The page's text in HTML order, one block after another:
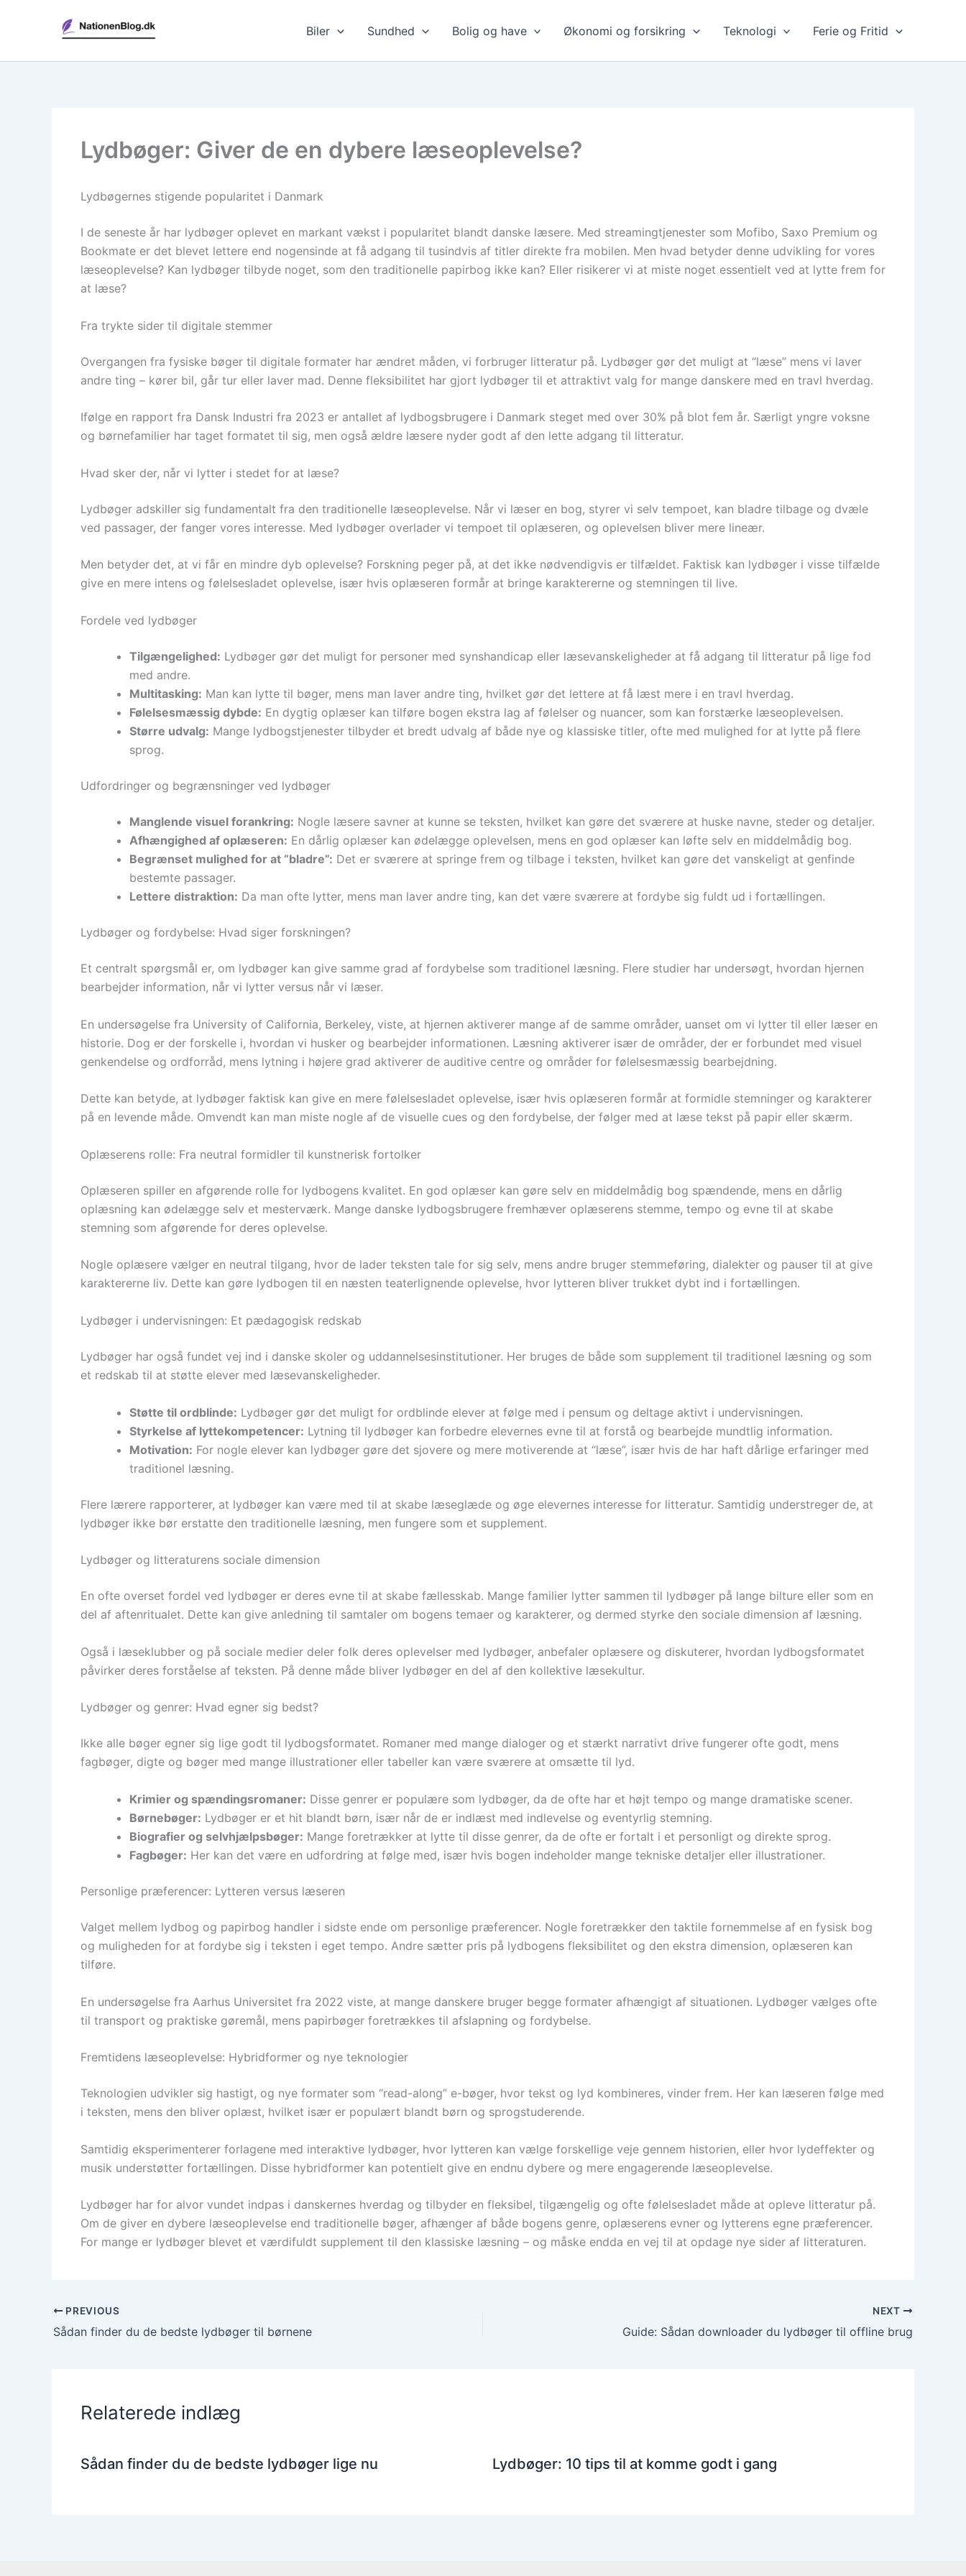
Biler Sundhed Bolig og have Økonomi og forsikring Teknologi Ferie og Fritid
Lydbøger: Giver de en dybere læseoplevelse?
Lydbøgernes stigende popularitet i Danmark
I de seneste år har lydbøger oplevet en markant vækst i popularitet blandt danske læsere. Med streamingtjenester som Mofibo, Saxo Premium og
Bookmate er det blevet lettere end nogensinde at få adgang til tusindvis af titler direkte fra mobilen. Men hvad betyder denne udvikling for vores
læseoplevelse? Kan lydbøger tilbyde noget, som den traditionelle papirbog ikke kan? Eller risikerer vi at miste noget essentielt ved at lytte frem for
at læse?
Fra trykte sider til digitale stemmer
Overgangen fra fysiske bøger til digitale formater har ændret måden, vi forbruger litteratur på. Lydbøger gør det muligt at “læse” mens vi laver
andre ting – kører bil, går tur eller laver mad. Denne fleksibilitet har gjort lydbøger til et attraktivt valg for mange danskere med en travl hverdag.
Ifølge en rapport fra Dansk Industri fra 2023 er antallet af lydbogsbrugere i Danmark steget med over 30% på blot fem år. Særligt yngre voksne
og børnefamilier har taget formatet til sig, men også ældre læsere nyder godt af den lette adgang til litteratur.
Hvad sker der, når vi lytter i stedet for at læse?
Lydbøger adskiller sig fundamentalt fra den traditionelle læseoplevelse. Når vi læser en bog, styrer vi selv tempoet, kan bladre tilbage og dvæle
ved passager, der fanger vores interesse. Med lydbøger overlader vi tempoet til oplæseren, og oplevelsen bliver mere lineær.
Men betyder det, at vi får en mindre dyb oplevelse? Forskning peger på, at det ikke nødvendigvis er tilfældet. Faktisk kan lydbøger i visse tilfælde
give en mere intens og følelsesladet oplevelse, især hvis oplæseren formår at bringe karaktererne og stemningen til live.
Fordele ved lydbøger
Tilgængelighed: Lydbøger gør det muligt for personer med synshandicap eller læsevanskeligheder at få adgang til litteratur på lige fod
med andre.
Multitasking: Man kan lytte til bøger, mens man laver andre ting, hvilket gør det lettere at få læst mere i en travl hverdag.
Følelsesmæssig dybde: En dygtig oplæser kan tilføre bogen ekstra lag af følelser og nuancer, som kan forstærke læseoplevelsen.
Større udvalg: Mange lydbogstjenester tilbyder et bredt udvalg af både nye og klassiske titler, ofte med mulighed for at lytte på flere
sprog.
Udfordringer og begrænsninger ved lydbøger
Manglende visuel forankring: Nogle læsere savner at kunne se teksten, hvilket kan gøre det sværere at huske navne, steder og detaljer.
Afhængighed af oplæseren: En dårlig oplæser kan ødelægge oplevelsen, mens en god oplæser kan løfte selv en middelmådig bog.
Begrænset mulighed for at “bladre”: Det er sværere at springe frem og tilbage i teksten, hvilket kan gøre det vanskeligt at genfinde
bestemte passager.
Lettere distraktion: Da man ofte lytter, mens man laver andre ting, kan det være sværere at fordybe sig fuldt ud i fortællingen.
Lydbøger og fordybelse: Hvad siger forskningen?
Et centralt spørgsmål er, om lydbøger kan give samme grad af fordybelse som traditionel læsning. Flere studier har undersøgt, hvordan hjernen
bearbejder information, når vi lytter versus når vi læser.
En undersøgelse fra University of California, Berkeley, viste, at hjernen aktiverer mange af de samme områder, uanset om vi lytter til eller læser en
historie. Dog er der forskelle i, hvordan vi husker og bearbejder informationen. Læsning aktiverer især de områder, der er forbundet med visuel
genkendelse og ordforråd, mens lytning i højere grad aktiverer de auditive centre og områder for følelsesmæssig bearbejdning.
Dette kan betyde, at lydbøger faktisk kan give en mere følelsesladet oplevelse, især hvis oplæseren formår at formidle stemninger og karakterer
på en levende måde. Omvendt kan man miste nogle af de visuelle cues og den fordybelse, der følger med at læse tekst på papir eller skærm.
Oplæserens rolle: Fra neutral formidler til kunstnerisk fortolker
Oplæseren spiller en afgørende rolle for lydbogens kvalitet. En god oplæser kan gøre selv en middelmådig bog spændende, mens en dårlig
oplæsning kan ødelægge selv et mesterværk. Mange danske lydbogsbrugere fremhæver oplæserens stemme, tempo og evne til at skabe
stemning som afgørende for deres oplevelse.
Nogle oplæsere vælger en neutral tilgang, hvor de lader teksten tale for sig selv, mens andre bruger stemmeføring, dialekter og pauser til at give
karaktererne liv. Dette kan gøre lydbogen til en næsten teaterlignende oplevelse, hvor lytteren bliver trukket dybt ind i fortællingen.
Lydbøger i undervisningen: Et pædagogisk redskab
Lydbøger har også fundet vej ind i danske skoler og uddannelsesinstitutioner. Her bruges de både som supplement til traditionel læsning og som
et redskab til at støtte elever med læsevanskeligheder.
Støtte til ordblinde: Lydbøger gør det muligt for ordblinde elever at følge med i pensum og deltage aktivt i undervisningen.
Styrkelse af lyttekompetencer: Lytning til lydbøger kan forbedre elevernes evne til at forstå og bearbejde mundtlig information.
Motivation: For nogle elever kan lydbøger gøre det sjovere og mere motiverende at “læse”, især hvis de har haft dårlige erfaringer med
traditionel læsning.
Flere lærere rapporterer, at lydbøger kan være med til at skabe læseglæde og øge elevernes interesse for litteratur. Samtidig understreger de, at
lydbøger ikke bør erstatte den traditionelle læsning, men fungere som et supplement.
Lydbøger og litteraturens sociale dimension
En ofte overset fordel ved lydbøger er deres evne til at skabe fællesskab. Mange familier lytter sammen til lydbøger på lange bilture eller som en
del af aftenritualet. Dette kan give anledning til samtaler om bogens temaer og karakterer, og dermed styrke den sociale dimension af læsning.
Også i læseklubber og på sociale medier deler folk deres oplevelser med lydbøger, anbefaler oplæsere og diskuterer, hvordan lydbogsformatet
påvirker deres forståelse af teksten. På denne måde bliver lydbøger en del af den kollektive læsekultur.
Lydbøger og genrer: Hvad egner sig bedst?
Ikke alle bøger egner sig lige godt til lydbogsformatet. Romaner med mange dialoger og et stærkt narrativt drive fungerer ofte godt, mens
fagbøger, digte og bøger med mange illustrationer eller tabeller kan være sværere at omsætte til lyd.
Krimier og spændingsromaner: Disse genrer er populære som lydbøger, da de ofte har et højt tempo og mange dramatiske scener.
Børnebøger: Lydbøger er et hit blandt børn, især når de er indlæst med indlevelse og eventyrlig stemning.
Biografier og selvhjælpsbøger: Mange foretrækker at lytte til disse genrer, da de ofte er fortalt i et personligt og direkte sprog.
Fagbøger: Her kan det være en udfordring at følge med, især hvis bogen indeholder mange tekniske detaljer eller illustrationer.
Personlige præferencer: Lytteren versus læseren
Valget mellem lydbog og papirbog handler i sidste ende om personlige præferencer. Nogle foretrækker den taktile fornemmelse af en fysisk bog
og muligheden for at fordybe sig i teksten i eget tempo. Andre sætter pris på lydbogens fleksibilitet og den ekstra dimension, oplæseren kan
tilføre.
En undersøgelse fra Aarhus Universitet fra 2022 viste, at mange danskere bruger begge formater afhængigt af situationen. Lydbøger vælges ofte
til transport og praktiske gøremål, mens papirbøger foretrækkes til afslapning og fordybelse.
Fremtidens læseoplevelse: Hybridformer og nye teknologier
Teknologien udvikler sig hastigt, og nye formater som “read-along” e-bøger, hvor tekst og lyd kombineres, vinder frem. Her kan læseren følge med
i teksten, mens den bliver oplæst, hvilket især er populært blandt børn og sprogstuderende.
Samtidig eksperimenterer forlagene med interaktive lydbøger, hvor lytteren kan vælge forskellige veje gennem historien, eller hvor lydeffekter og
musik understøtter fortællingen. Disse hybridformer kan potentielt give en endnu dybere og mere engagerende læseoplevelse.
Lydbøger har for alvor vundet indpas i danskernes hverdag og tilbyder en fleksibel, tilgængelig og ofte følelsesladet måde at opleve litteratur på.
Om de giver en dybere læseoplevelse end traditionelle bøger, afhænger af både bogens genre, oplæserens evner og lytterens egne præferencer.
For mange er lydbøger blevet et værdifuldt supplement til den klassiske læsning – og måske endda en vej til at opdage nye sider af litteraturen.
PREVIOUS
Sådan finder du de bedste lydbøger til børnene
NEXT
Guide: Sådan downloader du lydbøger til offline brug
Relaterede indlæg
Sådan finder du de bedste lydbøger lige nu Lydbøger: 10 tips til at komme godt i gang